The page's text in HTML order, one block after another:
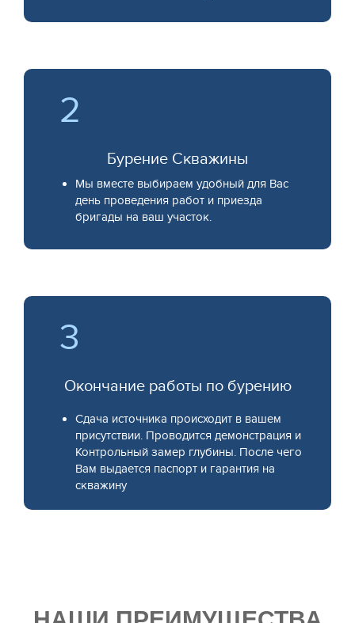
2
Бурение Скважины
Мы вместе выбираем удобный для Вас
день проведения работ и приезда
бригады на ваш участок.
3
Окончание работы по бурению
Сдача источника происходит в вашем
присутствии. Проводится демонстрация и
Контрольный замер глубины. После чего
Вам выдается паспорт и гарантия на
скважину